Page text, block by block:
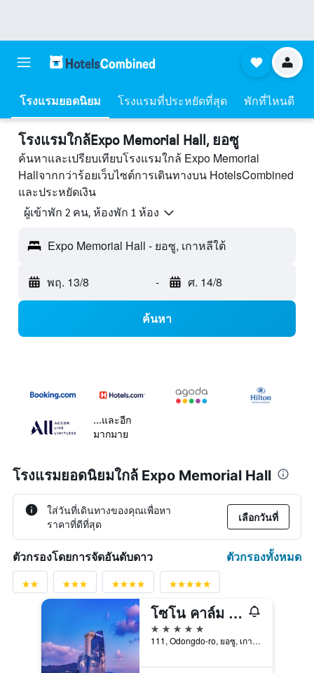
โรงแรมยอดนิยม โรงแรมที่ประหยัดที่สุด พักที่ไหนดี
โรงแรมใกล้Expo Memorial Hall, ยอซู
ค้นหาและเปรียบเทียบโรงแรมใกล้ Expo Memorial
Hallจากกว่าร้อยเว็บไซต์การเดินทางบน HotelsCombined
และประหยัดเงิน
ผู้เข้าพัก 2 คน, ห้องพัก 1 ห้อง
Expo Memorial Hall - ยอซู, เกาหลีใต้
พฤ. 13/8 - ศ. 14/8
ค้นหา
...และอีก
มากมาย
โรงแรมยอดนิยมใกล้ Expo Memorial Hall
ใส่วันที่เดินทางของคุณเพื่อหา
ราคาที่ดีที่สุด
เลือกวันที่
ตัวกรองโดยการจัดอันดับดาว ตัวกรองทั้งหมด
โซโน คาล์ม ยอซู
5 ดาว
111, Odongdo-ro, ยอซู, เกาหลีใต้